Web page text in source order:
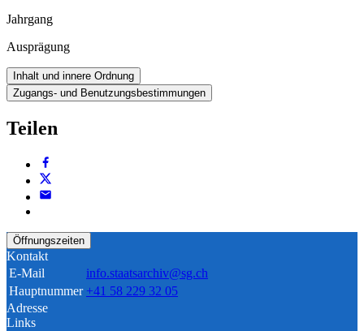
Jahrgang
Ausprägung
Inhalt und innere Ordnung
Zugangs- und Benutzungsbestimmungen
Teilen
Öffnungszeiten
Kontakt
E-Mail
info.staatsarchiv@sg.ch
Hauptnummer +41 58 229 32 05
Adresse
Links